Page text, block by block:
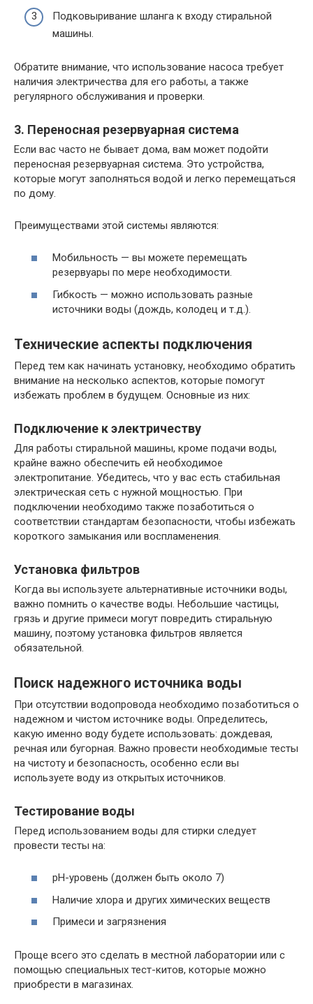
Подковыривание шланга к входу стиральной
машины.
Обратите внимание, что использование насоса требует
наличия электричества для его работы, а также
регулярного обслуживания и проверки.
3. Переносная резервуарная система
Если вас часто не бывает дома, вам может подойти
переносная резервуарная система. Это устройства,
которые могут заполняться водой и легко перемещаться
по дому.
Преимуществами этой системы являются:
Мобильность — вы можете перемещать
резервуары по мере необходимости.
Гибкость — можно использовать разные
источники воды (дождь, колодец и т.д.).
Технические аспекты подключения
Перед тем как начинать установку, необходимо обратить
внимание на несколько аспектов, которые помогут
избежать проблем в будущем. Основные из них:
Подключение к электричеству
Для работы стиральной машины, кроме подачи воды,
крайне важно обеспечить ей необходимое
электропитание. Убедитесь, что у вас есть стабильная
электрическая сеть с нужной мощностью. При
подключении необходимо также позаботиться о
соответствии стандартам безопасности, чтобы избежать
короткого замыкания или воспламенения.
Установка фильтров
Когда вы используете альтернативные источники воды,
важно помнить о качестве воды. Небольшие частицы,
грязь и другие примеси могут повредить стиральную
машину, поэтому установка фильтров является
обязательной.
Поиск надежного источника воды
При отсутствии водопровода необходимо позаботиться о
надежном и чистом источнике воды. Определитесь,
какую именно воду будете использовать: дождевая,
речная или бугорная. Важно провести необходимые тесты
на чистоту и безопасность, особенно если вы
используете воду из открытых источников.
Тестирование воды
Перед использованием воды для стирки следует
провести тесты на:
pH-уровень (должен быть около 7)
Наличие хлора и других химических веществ
Примеси и загрязнения
Проще всего это сделать в местной лаборатории или с
помощью специальных тест-китов, которые можно
приобрести в магазинах.